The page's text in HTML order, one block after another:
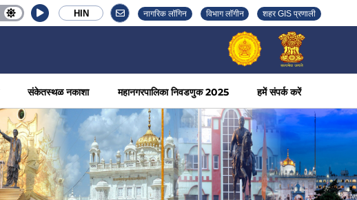
HIN नागरिक लॉगिन विभाग लॉगीन शहर GIS प्रणाली
संकेतस्थळ नकाशा महानगरपालिका निवडणुक 2025 हमें संपर्क करें